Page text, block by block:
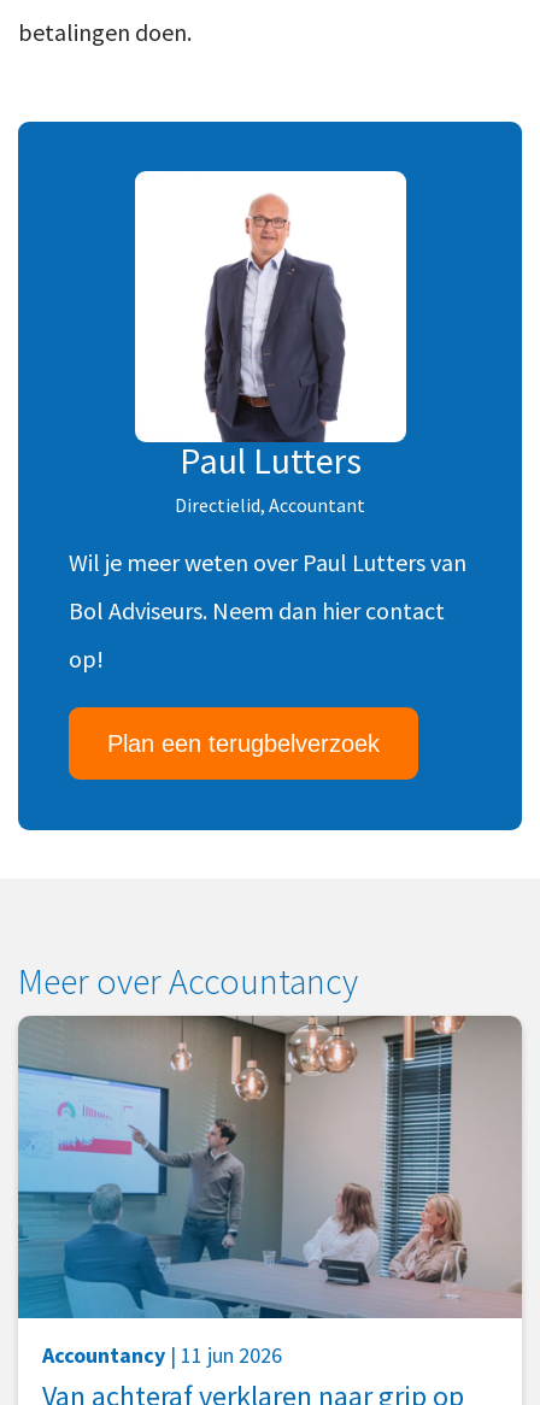
betalingen doen.
Paul Lutters
Directielid, Accountant
Wil je meer weten over Paul Lutters van
Bol Adviseurs. Neem dan hier contact
op!
Plan een terugbelverzoek
Meer over Accountancy
Accountancy | 11 jun 2026
Van achteraf verklaren naar grip op